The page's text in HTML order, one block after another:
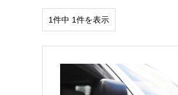
1件中 1件を表示